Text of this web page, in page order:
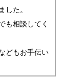
した。
も相談してく
どもお手伝い